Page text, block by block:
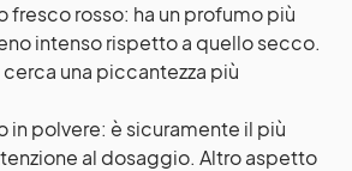
fresco rosso: ha un profumo più
intenso rispetto a quello secco.
una piccantezza più
in polvere: è sicuramente il più
al dosaggio. Altro aspetto